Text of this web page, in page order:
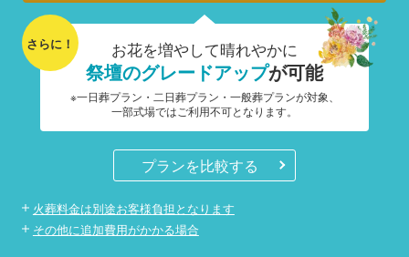
さらに！ お花を増やして晴れやかに
祭壇のグレードアップが可能
※一日葬プラン・二日葬プラン・一般葬プランが対象、
一部式場ではご利用不可となります。
プランを比較する
火葬料金は別途お客様負担となります
その他に追加費用がかかる場合